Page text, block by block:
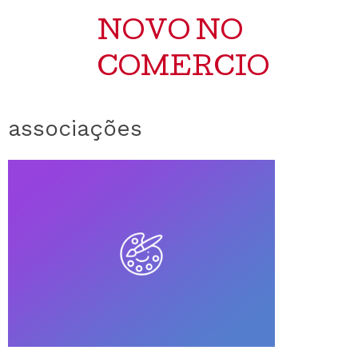
NOVO NO
COMERCIO
associações